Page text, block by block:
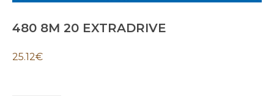
480 8M 20 EXTRADRIVE
25.12€